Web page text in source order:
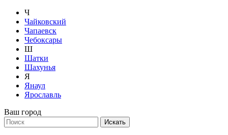
Ч
Чайковский
Чапаевск
Чебоксары
Ш
Шатки
Шахунья
Я
Янаул
Ярославль
Ваш город